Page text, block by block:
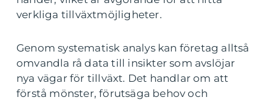
verkliga tillväxtmöjligheter.
Genom systematisk analys kan företag alltså
omvandla rå data till insikter som avslöjar
nya vägar för tillväxt. Det handlar om att
förstå mönster, förutsäga behov och